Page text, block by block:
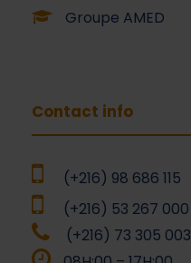
Groupe AMED
Contact info
(+216) 98 686 115
(+216) 53 267 000
(+216) 73 305 003